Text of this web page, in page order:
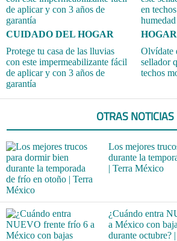
CUIDADO DEL HOGAR
Protege tu casa de las lluvias
con este impermeabilizante fácil
de aplicar y con 3 años de
garantía
HOGAR
Olvídate
sellador
techos
OTRAS NOTICIAS
Los mejores
durante la
| Terra México
¿Cuándo entra
a México con
durante octubre?